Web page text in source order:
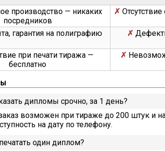
производство — никаких
посредников
гарантия на полиграфию
при печати тиража —
бесплатно
дипломы срочно, за 1 день?
возможен при тираже до 200 штук и
на дату по телефону.
один диплом?